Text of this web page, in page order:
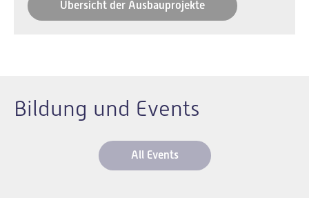
Übersicht der Ausbauprojekte
Bildung und Events
All Events